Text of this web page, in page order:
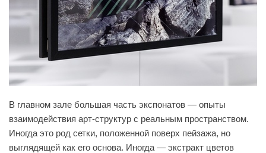
В главном зале большая часть экспонатов — опыты
взаимодействия арт-структур с реальным пространством.
Иногда это род сетки, положенной поверх пейзажа, но
выглядящей как его основа. Иногда — экстракт цветов